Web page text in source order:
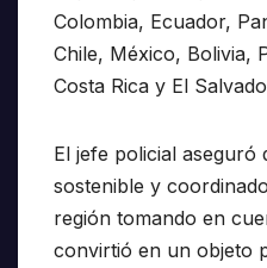
Colombia, Ecuador,
Chile, México, Bolivia,
Costa Rica y El
El jefe policial aseguró
sostenible y
región tomando en
convirtió en un objeto